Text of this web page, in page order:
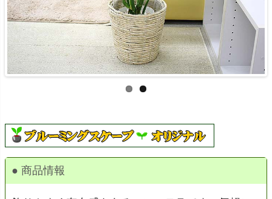
● 商品情報